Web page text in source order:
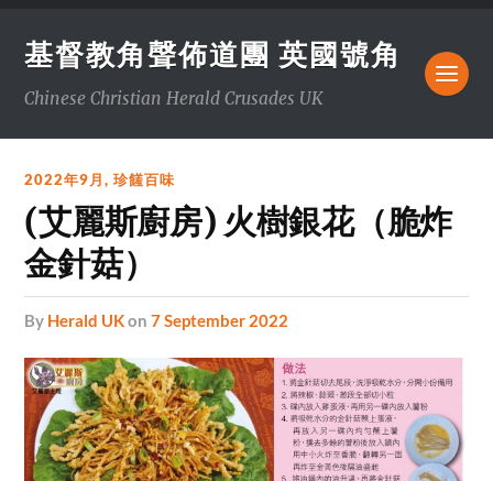
基督教角聲佈道團 英國號角
Chinese Christian Herald Crusades UK
2022年9月,珍饈百味
(艾麗斯廚房) 火樹銀花（脆炸
金針菇）
by Herald UKon7 September 2022